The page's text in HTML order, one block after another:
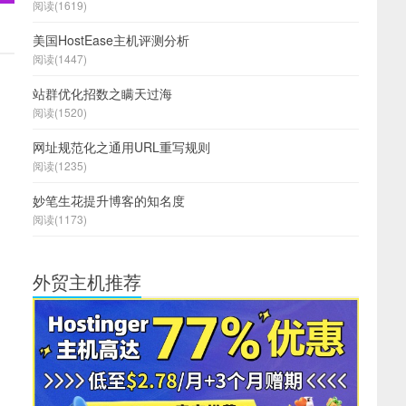
阅读(1619)
美国HostEase主机评测分析
阅读(1447)
站群优化招数之瞒天过海
阅读(1520)
网址规范化之通用URL重写规则
阅读(1235)
妙笔生花提升博客的知名度
阅读(1173)
外贸主机推荐